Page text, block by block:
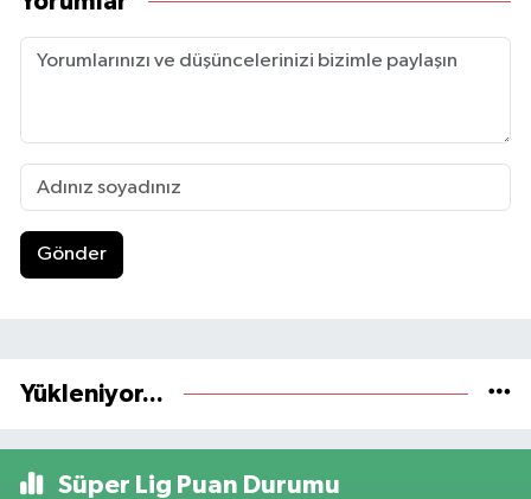
Gönder
Yükleniyor...
Süper Lig Puan Durumu